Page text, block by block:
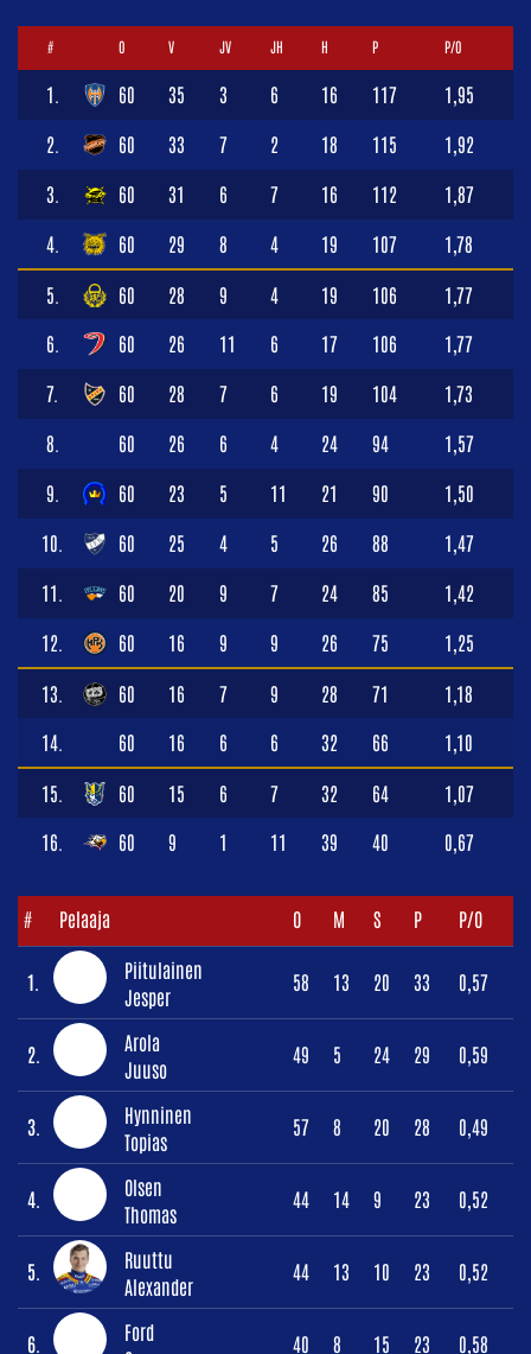
# O V JV JH H P P/O
1. 60 35 3 6 16 117 1,95
2. 60 33 7 2 18 115 1,92
3. 60 31 6 7 16 112 1,87
4. 60 29 8 4 19 107 1,78
5. 60 28 9 4 19 106 1,77
6. 60 26 11 6 17 106 1,77
7. 60 28 7 6 19 104 1,73
8. 60 26 6 4 24 94 1,57
9. 60 23 5 11 21 90 1,50
10. 60 25 4 5 26 88 1,47
11. 60 20 9 7 24 85 1,42
12. 60 16 9 9 26 75 1,25
13. 60 16 7 9 28 71 1,18
14. 60 16 6 6 32 66 1,10
15. 60 15 6 7 32 64 1,07
16. 60 9 1 11 39 40 0,67
# Pelaaja O M S P P/O
1.
Piitulainen
Jesper
58 13 20 33 0,57
2.
Arola
Juuso
49 5 24 29 0,59
3.
Hynninen
Topias
57 8 20 28 0,49
4.
Olsen
Thomas
44 14 9 23 0,52
5.
Ruuttu
Alexander
44 13 10 23 0,52
6.
Ford
40 8 15 23 0,58